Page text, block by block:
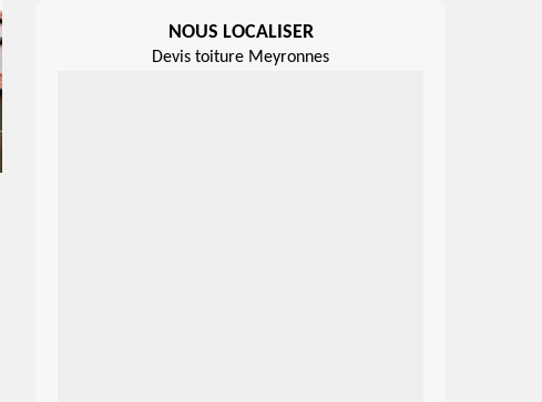
NOUS LOCALISER
Devis toiture Meyronnes